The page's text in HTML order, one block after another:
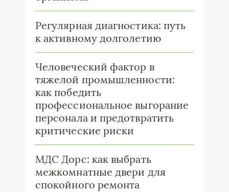
Регулярная диагностика: путь
к активному долголетию
Человеческий фактор в
тяжелой промышленности:
как победить
профессиональное выгорание
персонала и предотвратить
критические риски
МДС Дорс: как выбрать
межкомнатные двери для
спокойного ремонта